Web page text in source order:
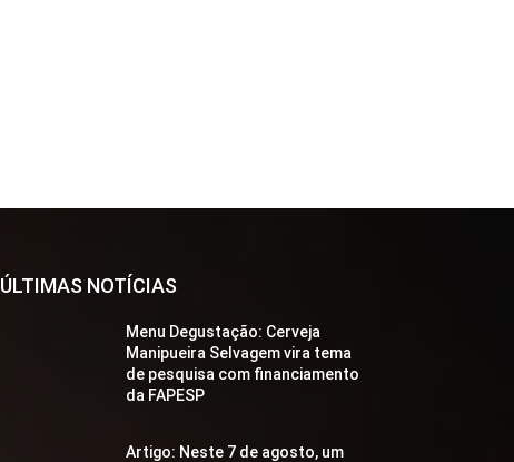
ÚLTIMAS NOTÍCIAS
Menu Degustação: Cerveja
Manipueira Selvagem vira tema
de pesquisa com financiamento
da FAPESP
Artigo: Neste 7 de agosto, um